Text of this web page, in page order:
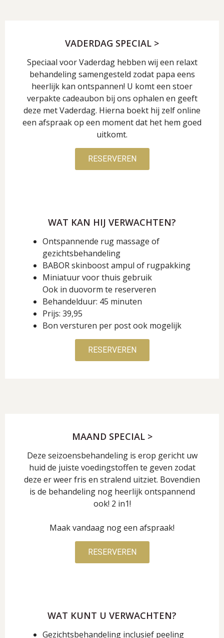
VADERDAG SPECIAL >
Speciaal voor Vaderdag hebben wij een relaxt
behandeling samengesteld zodat papa eens
heerlijk kan ontspannen! U komt een stoer
verpakte cadeaubon bij ons ophalen en geeft
deze met Vaderdag. Hierna boekt hij zelf online
een afspraak op een moment dat het hem goed
uitkomt.
RESERVEREN
WAT KAN HIJ VERWACHTEN?
Ontspannende rug massage of
gezichtsbehandeling
BABOR skinboost ampul of rugpakking
Miniatuur voor thuis gebruik
Ook in duovorm te reserveren
Behandelduur: 45 minuten
Prijs: 39,95
Bon versturen per post ook mogelijk
RESERVEREN
MAAND SPECIAL >
Deze seizoensbehandeling is erop gericht uw
huid de juiste voedingstoffen te geven zodat
deze er weer fris en stralend uitziet. Bovendien
is de behandeling nog heerlijk ontspannend
ook! 2 in1!
Maak vandaag nog een afspraak!
RESERVEREN
WAT KUNT U VERWACHTEN?
Gezichtsbehandeling inclusief peeling